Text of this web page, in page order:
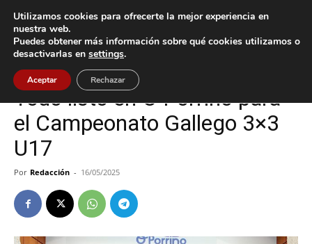
Inicio Deportes
Deportes O Porriño
Todo listo en O Porriño para
el Campeonato Gallego 3×3
U17
Por Redacción - 16/05/2025
Utilizamos cookies para ofrecerte la mejor experiencia en
nuestra web.
Puedes obtener más información sobre qué cookies utilizamos o
desactivarlas en settings.
Aceptar Rechazar